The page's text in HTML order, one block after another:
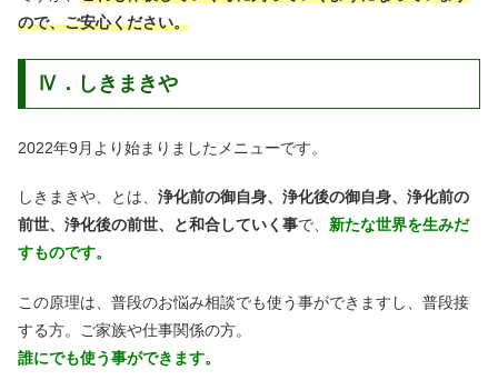
ので、ご安心ください。
Ⅳ．しきまきや
2022年9月より始まりましたメニューです。
しきまきや、とは、 浄化前の御自身、浄化後の御自身、浄化前の
前世、浄化後の前世、と和合していく事で、 新たな世界を生みだ
すものです。
この原理は、普段のお悩み相談でも使う事ができますし、普段接
する方。ご家族や仕事関係の方。
誰にでも使う事ができます。